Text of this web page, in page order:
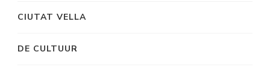
CIUTAT VELLA
DE CULTUUR